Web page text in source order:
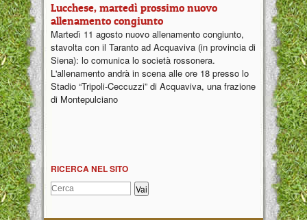
Lucchese, martedì prossimo nuovo
allenamento congiunto
Martedì 11 agosto nuovo allenamento congiunto,
stavolta con il Taranto ad Acquaviva (in provincia di
Siena): lo comunica lo società rossonera.
L'allenamento andrà in scena alle ore 18 presso lo
Stadio “Tripoli-Ceccuzzi” di Acquaviva, una frazione
di Montepulciano
RICERCA NEL SITO